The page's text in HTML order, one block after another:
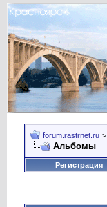
forum.rastrnet.ru >
Альбомы
Регистрация